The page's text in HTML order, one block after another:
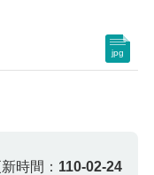
jpg
時間： 110-02-24